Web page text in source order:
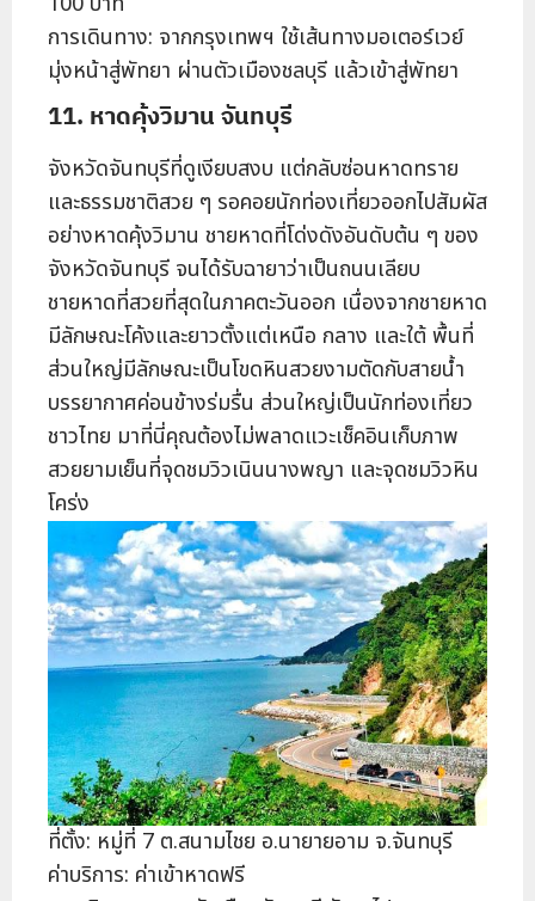
การเดินทาง: จากกรุงเทพฯ ใช้เส้นทางมอเตอร์เวย์
มุ่งหน้าสู่พัทยา ผ่านตัวเมืองชลบุรี แล้วเข้าสู่พัทยา
11. หาดคุ้งวิมาน จันทบุรี
จังหวัดจันทบุรีที่ดูเงียบสงบ แต่กลับซ่อนหาดทราย
และธรรมชาติสวย ๆ รอคอยนักท่องเที่ยวออกไปสัมผัส
อย่างหาดคุ้งวิมาน ชายหาดที่โด่งดังอันดับต้น ๆ ของ
จังหวัดจันทบุรี จนได้รับฉายาว่าเป็นถนนเลียบ
ชายหาดที่สวยที่สุดในภาคตะวันออก เนื่องจากชายหาด
มีลักษณะโค้งและยาวตั้งแต่เหนือ กลาง และใต้ พื้นที่
ส่วนใหญ่มีลักษณะเป็นโขดหินสวยงามตัดกับสายน้ำ
บรรยากาศค่อนข้างร่มรื่น ส่วนใหญ่เป็นนักท่องเที่ยว
ชาวไทย มาที่นี่คุณต้องไม่พลาดแวะเช็คอินเก็บภาพ
สวยยามเย็นที่จุดชมวิวเนินนางพญา และจุดชมวิวหิน
โคร่ง
ที่ตั้ง: หมู่ที่ 7 ต.สนามไชย อ.นายายอาม จ.จันทบุรี
ค่าบริการ: ค่าเข้าหาดฟรี